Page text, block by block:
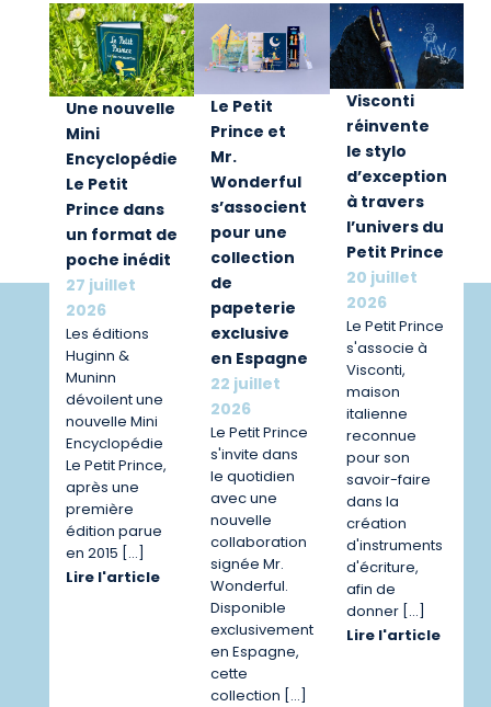
Une nouvelle
Mini
Encyclopédie
Le Petit
Prince dans
un format de
poche inédit
27 juillet
2026
Les éditions
Huginn &
Muninn
dévoilent une
nouvelle Mini
Encyclopédie
Le Petit Prince,
après une
première
édition parue
en 2015 […]
Lire l'article
Le Petit
Prince et
Mr.
Wonderful
s’associent
pour une
collection
de
papeterie
exclusive
en Espagne
22 juillet
2026
Le Petit Prince
s'invite dans
le quotidien
avec une
nouvelle
collaboration
signée Mr.
Wonderful.
Disponible
exclusivement
en Espagne,
cette
collection […]
Visconti
réinvente
le stylo
d’exception
à travers
l’univers du
Petit Prince
20 juillet
2026
Le Petit Prince
s'associe à
Visconti,
maison
italienne
reconnue
pour son
savoir-faire
dans la
création
d'instruments
d'écriture,
afin de
donner […]
Lire l'article